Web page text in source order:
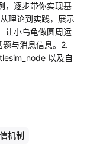
，逐步带你实现基
理论到实践，展示
让小乌龟做圆周运
与消息信息。2.
以及自
机制